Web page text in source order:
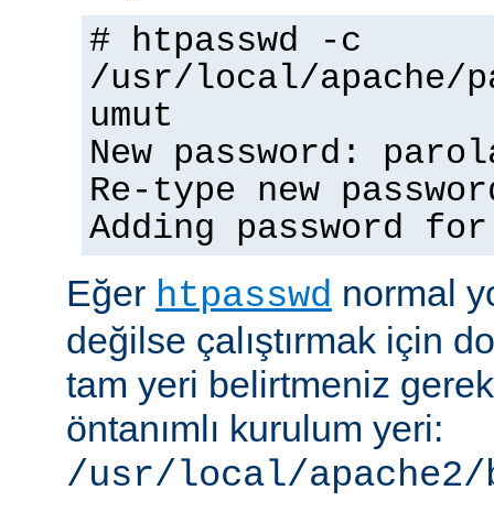
# htpasswd -c
/usr/local/apache/
umut
New password:
Re-type new
Adding password
Eğer htpasswd normal
değilse çalıştırmak için
tam yeri belirtmeniz
öntanımlı kurulum yeri:
/usr/local/apache2/